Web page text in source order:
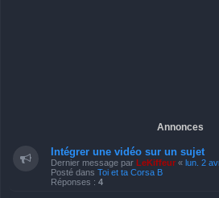
Annonces
Intégrer une vidéo sur un sujet
Dernier message par LeKiffeur « lun. 2
Posté dans Toi et ta Corsa B
Réponses : 4